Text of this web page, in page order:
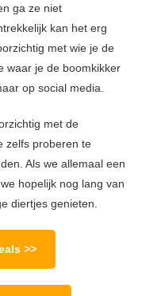
ga ze niet
kan het erg
met wie je de
waar je de boomkikker
op social media.
met de
zelfs proberen te
Als we allemaal een
hopelijk nog lang van
diertjes genieten.
>>